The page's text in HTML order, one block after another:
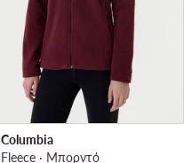
Columbia
Fleece · Μπορντό